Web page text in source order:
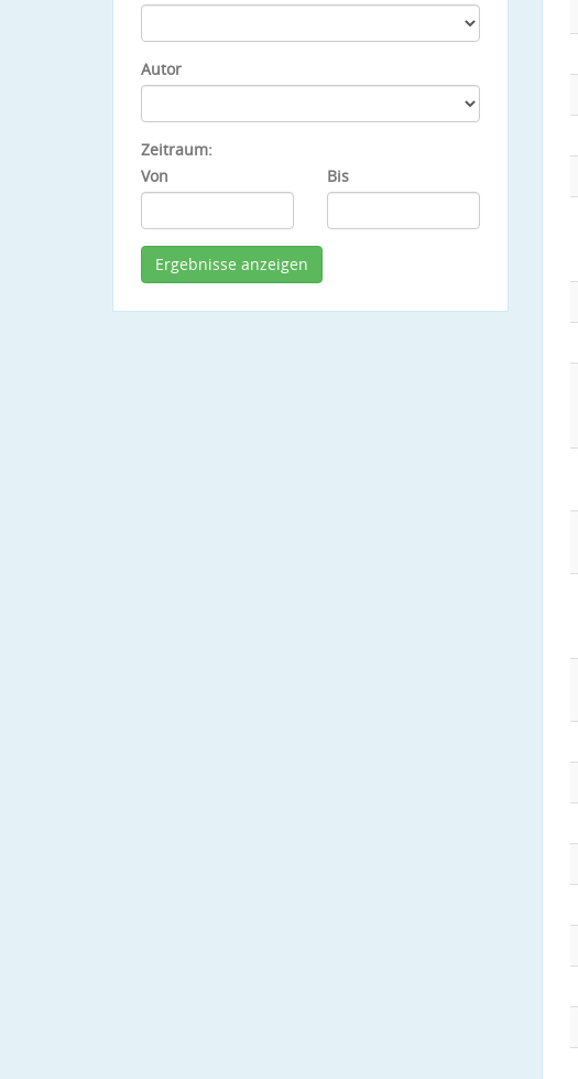
Autor
Zeitraum:
Von
Bis